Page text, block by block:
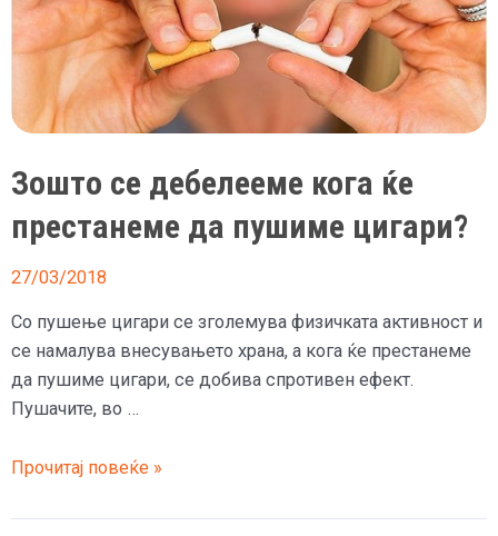
Зошто се дебелееме кога ќе
престанеме да пушиме цигари?
27/03/2018
Со пушење цигари се зголемува физичката активност и
се намалува внесувањето храна, а кога ќе престанеме
да пушиме цигари, се добива спротивен ефект.
Пушачите, во …
Зошто
дебелееме
Прочитај повеќе »